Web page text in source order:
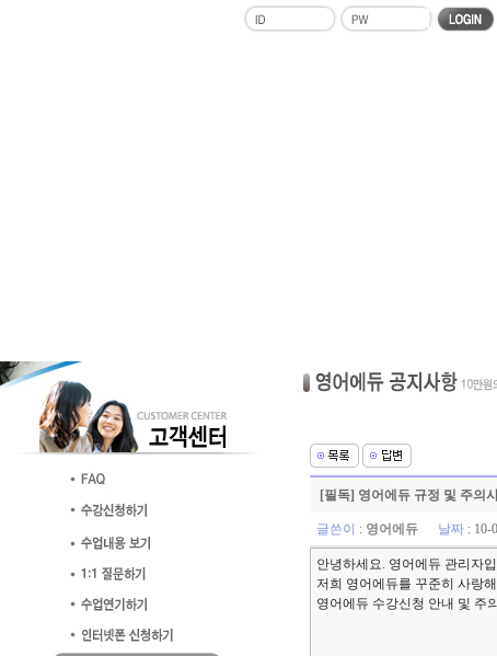
[필독] 영어에듀 규정 및 주의
글쓴이 : 영어에듀 날짜: 10-
안녕하세요. 영어에듀 관리자
저희 영어에듀를 꾸준히 사랑
영어에듀 수강신청 안내 및 주